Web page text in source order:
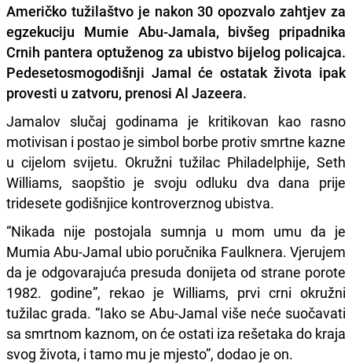
Američko tužilaštvo je nakon 30 opozvalo zahtjev za
egzekuciju Mumie Abu-Jamala, bivšeg pripadnika
Crnih pantera optuženog za ubistvo bijelog policajca.
Pedesetosmogodišnji Jamal će ostatak života ipak
provesti u zatvoru, prenosi Al Jazeera.
Jamalov slučaj godinama je kritikovan kao rasno
motivisan i postao je simbol borbe protiv smrtne kazne
u cijelom svijetu. Okružni tužilac Philadelphije, Seth
Williams, saopštio je svoju odluku dva dana prije
tridesete godišnjice kontroverznog ubistva.
“Nikada nije postojala sumnja u mom umu da je
Mumia Abu-Jamal ubio poručnika Faulknera. Vjerujem
da je odgovarajuća presuda donijeta od strane porote
1982. godine”, rekao je Williams, prvi crni okružni
tužilac grada. “Iako se Abu-Jamal više neće suočavati
sa smrtnom kaznom, on će ostati iza rešetaka do kraja
svog života, i tamo mu je mjesto”, dodao je on.